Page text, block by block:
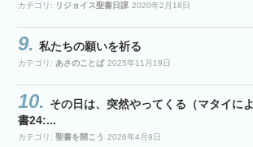
カテゴリ: リジョイス聖書日課 2020年2月18日
私たちの願いを祈る
カテゴリ: あさのことば 2025年11月19日
その日は、突然やってくる（マタイに
書24:...
カテゴリ: 聖書を開こう 2026年4月9日